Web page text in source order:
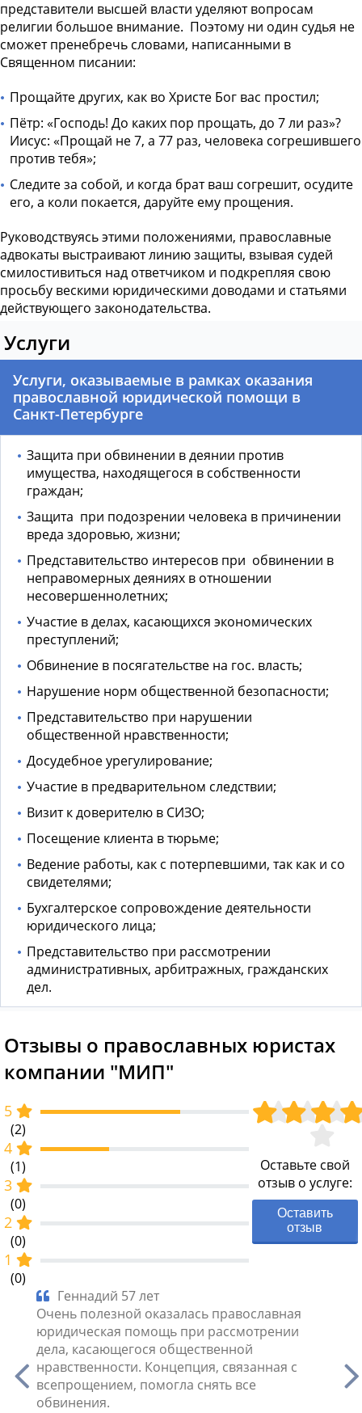
представители высшей власти уделяют вопросам
религии большое внимание. Поэтому ни один судья не
сможет пренебречь словами, написанными в
Священном писании:
Прощайте других, как во Христе Бог вас простил;
Пётр: «Господь! До каких пор прощать, до 7 ли раз»?
Иисус: «Прощай не 7, а 77 раз, человека согрешившего
против тебя»;
Следите за собой, и когда брат ваш согрешит, осудите
его, а коли покается, даруйте ему прощения.
Руководствуясь этими положениями, православные
адвокаты выстраивают линию защиты, взывая судей
смилостивиться над ответчиком и подкрепляя свою
просьбу вескими юридическими доводами и статьями
действующего законодательства.
Услуги
Услуги, оказываемые в рамках оказания
православной юридической помощи в
Санкт-Петербурге
Защита при обвинении в деянии против
имущества, находящегося в собственности
граждан;
Защита при подозрении человека в причинении
вреда здоровью, жизни;
Представительство интересов при обвинении в
неправомерных деяниях в отношении
несовершеннолетних;
Участие в делах, касающихся экономических
преступлений;
Обвинение в посягательстве на гос. власть;
Нарушение норм общественной безопасности;
Представительство при нарушении
общественной нравственности;
Досудебное урегулирование;
Участие в предварительном следствии;
Визит к доверителю в СИЗО;
Посещение клиента в тюрьме;
Ведение работы, как с потерпевшими, так как и со
свидетелями;
Бухгалтерское сопровождение деятельности
юридического лица;
Представительство при рассмотрении
административных, арбитражных, гражданских
дел.
Отзывы о православных юристах
компании "МИП"
5
(2)
4
(1)
3
(0)
2
(0)
1
(0)
Оставьте свой
отзыв о услуге:
Оставить
отзыв
но
Геннадий 57 лет
Очень полезной оказалась православная
юридическая помощь при рассмотрении
дела, касающегося общественной
нравственности. Концепция, связанная с
всепрощением, помогла снять все
обвинения.
суда.